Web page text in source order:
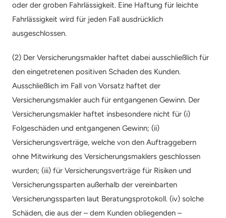
oder der groben Fahrlässigkeit. Eine Haftung für leichte
Fahrlässigkeit wird für jeden Fall ausdrücklich
ausgeschlossen.
(2) Der Versicherungsmakler haftet dabei ausschließlich für
den eingetretenen positiven Schaden des Kunden.
Ausschließlich im Fall von Vorsatz haftet der
Versicherungsmakler auch für entgangenen Gewinn. Der
Versicherungsmakler haftet insbesondere nicht für (i)
Folgeschäden und entgangenen Gewinn; (ii)
Versicherungsverträge, welche von den Auftraggebern
ohne Mitwirkung des Versicherungsmaklers geschlossen
wurden; (iii) für Versicherungsverträge für Risiken und
Versicherungssparten außerhalb der vereinbarten
Versicherungssparten laut Beratungsprotokoll. (iv) solche
Schäden, die aus der – dem Kunden obliegenden –